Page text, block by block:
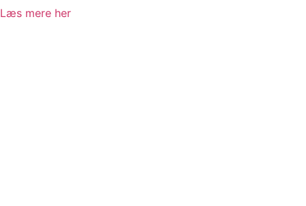
Læs mere her